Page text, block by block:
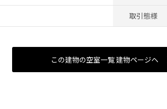
取引態様
この建物の空室一覧 建物ページヘ